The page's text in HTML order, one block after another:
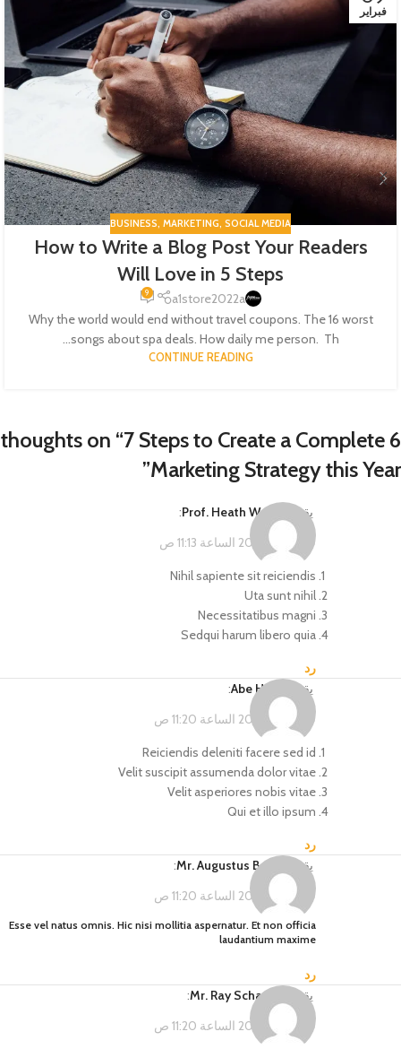
فبراير
BUSINESS, MARKETING, SOCIAL MEDIA
How to Write a Blog Post Your Readers
Will Love in 5 Steps
a1store2022a
9
Why the world would end without travel coupons. The 16 worst
songs about spa deals. How daily me person. Th...
CONTINUE READING
6 thoughts on “
7 Steps to Create a Complete
Marketing Strategy this Year
”
يقول Prof. Heath Weber
:
فبراير 14, 2023 الساعة 11:13 ص
Nihil sapiente sit reiciendis
Uta sunt nihil
Necessitatibus magni
Sedqui harum libero quia
رد
يقول
Abe Hand
:
فبراير 14, 2023 الساعة 11:20 ص
Reiciendis deleniti facere sed id
Velit suscipit assumenda dolor vitae
Velit asperiores nobis vitae
Qui et illo ipsum
رد
يقول
Mr. Augustus Bayer
:
فبراير 14, 2023 الساعة 11:20 ص
Esse vel natus omnis. Hic nisi mollitia aspernatur. Et non officia
laudantium maxime
رد
يقول
Mr. Ray Schaefer
:
فبراير 14, 2023 الساعة 11:20 ص